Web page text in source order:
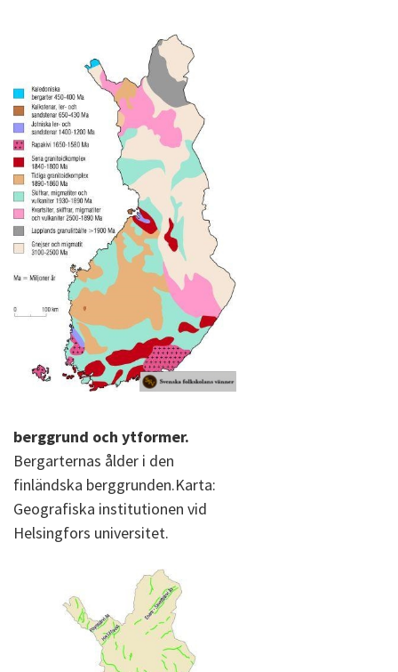
berggrund och ytformer.
Bergarternas ålder i den
finländska berggrunden.Karta:
Geografiska institutionen vid
Helsingfors universitet.